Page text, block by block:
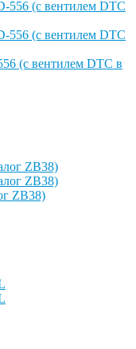
(с вентилем DTC в
ZB38)